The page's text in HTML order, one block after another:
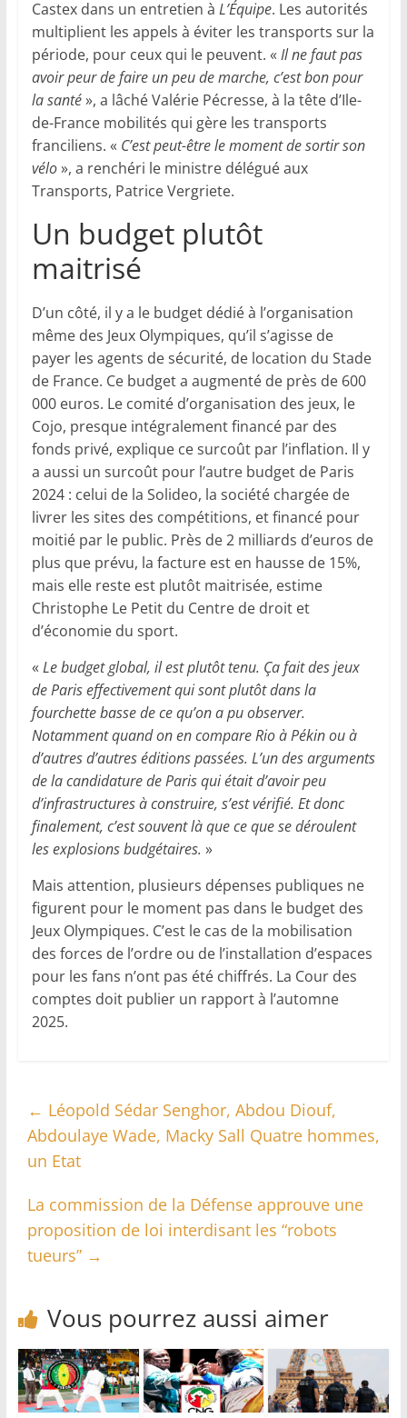
Castex dans un entretien à L’Équipe. Les autorités
multiplient les appels à éviter les transports sur la
période, pour ceux qui le peuvent. « Il ne faut pas
avoir peur de faire un peu de marche, c’est bon pour
la santé», a lâché Valérie Pécresse, à la tête d’Ile-
de-France mobilités qui gère les transports
franciliens. « C’est peut-être le moment de sortir son
vélo», a renchéri le ministre délégué aux
Transports, Patrice Vergriete.
Un budget plutôt
maitrisé
D’un côté, il y a le budget dédié à l’organisation
même des Jeux Olympiques, qu’il s’agisse de
payer les agents de sécurité, de location du Stade
de France. Ce budget a augmenté de près de 600
000 euros. Le comité d’organisation des jeux, le
Cojo, presque intégralement financé par des
fonds privé, explique ce surcoût par l’inflation. Il y
a aussi un surcoût pour l’autre budget de Paris
2024 : celui de la Solideo, la société chargée de
livrer les sites des compétitions, et financé pour
moitié par le public. Près de 2 milliards d’euros de
plus que prévu, la facture est en hausse de 15%,
mais elle reste est plutôt maitrisée, estime
Christophe Le Petit du Centre de droit et
d’économie du sport.
« Le budget global, il est plutôt tenu. Ça fait des jeux
de Paris effectivement qui sont plutôt dans la
fourchette basse de ce qu’on a pu observer.
Notamment quand on en compare Rio à Pékin ou à
d’autres d’autres éditions passées. L’un des arguments
de la candidature de Paris qui était d’avoir peu
d’infrastructures à construire, s’est vérifié. Et donc
finalement, c’est souvent là que ce que se déroulent
les explosions budgétaires. »
Mais attention, plusieurs dépenses publiques ne
figurent pour le moment pas dans le budget des
Jeux Olympiques. C’est le cas de la mobilisation
des forces de l’ordre ou de l’installation d’espaces
pour les fans n’ont pas été chiffrés. La Cour des
comptes doit publier un rapport à l’automne
2025.
← Léopold Sédar Senghor, Abdou Diouf,
Abdoulaye Wade, Macky Sall Quatre hommes,
un Etat
La commission de la Défense approuve une
proposition de loi interdisant les “robots
tueurs” →
Vous pourrez aussi aimer